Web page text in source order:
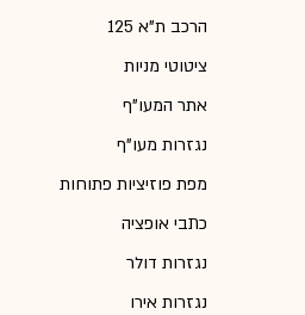
הרכב ת"א 125
ציטוטי מניות
אתר המעו"ף
נגזרות מעו"ף
מפת פוזיציות פתוחות
כתבי אופציה
נגזרות דולר
נגזרות אירו